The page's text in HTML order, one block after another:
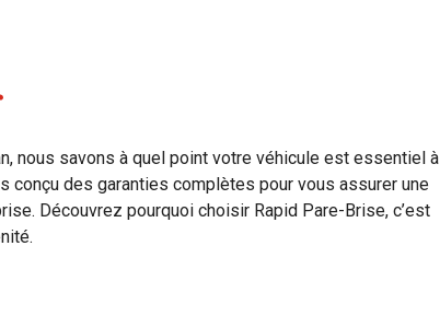
nous savons à quel point votre véhicule est essentiel à
conçu des garanties complètes pour vous assurer une
Découvrez pourquoi choisir Rapid Pare-Brise, c’est